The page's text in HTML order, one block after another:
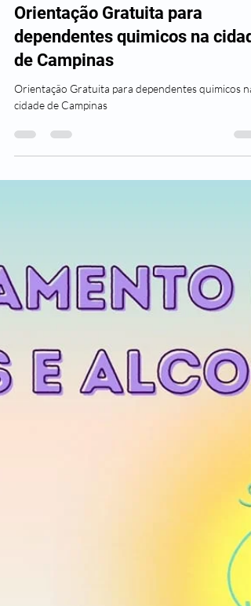
10 de mar. de 2025
4 min de leitura
Orientação Gratuita para
dependentes quimicos na
de Campinas
Orientação Gratuita para dependentes quimicos na
cidade de Campinas